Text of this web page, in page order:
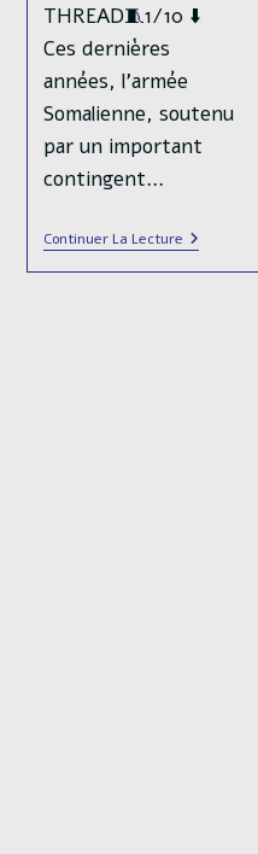
THREAD🧵1/10 ⬇️
Ces dernières
années, l'armée
Somalienne, soutenu
par un important
contingent…
Continuer La LectureEn
Somalie
🇸🇴,